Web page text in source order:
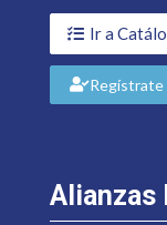
Ir a
Regístrate
Alianzas